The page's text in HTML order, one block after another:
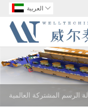
العربية 
آلة الرسم المشتركة العالمية